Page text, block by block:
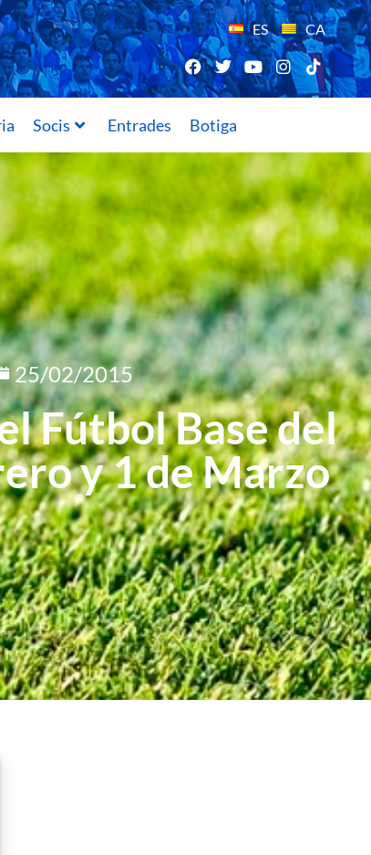
ES CA
Socis Entrades Botiga
25/02/2015
Fútbol Base del
y 1 de Marzo